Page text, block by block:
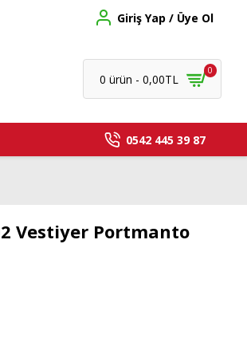
Giriş Yap / Üye Ol
0 ürün - 0,00TL
0
0542 445 39 87
Vestiyer Portmanto